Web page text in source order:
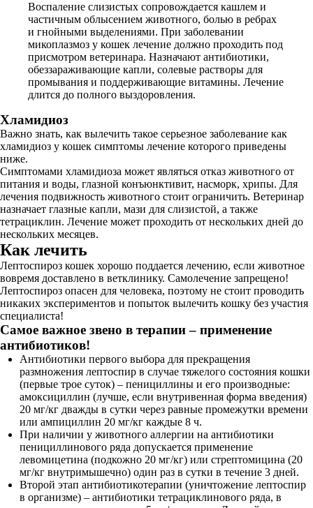
Воспаление слизистых сопровождается кашлем и
частичным облысением животного, болью в ребрах
и гнойными выделениями. При заболевании
микоплазмоз у кошек лечение должно проходить под
присмотром ветеринара. Назначают антибиотики,
обеззараживающие капли, солевые растворы для
промывания и поддерживающие витамины. Лечение
длится до полного выздоровления.
Хламидиоз
Важно знать, как вылечить такое серьезное заболевание как
хламидиоз у кошек симптомы лечение которого приведены
ниже.
Симптомами хламидиоза может являться отказ животного от
питания и воды, глазной конъюнктивит, насморк, хрипы. Для
лечения подвижность животного стоит ограничить. Ветеринар
назначает глазные капли, мази для слизистой, а также
тетрациклин. Лечение может проходить от нескольких дней до
нескольких месяцев.
Как лечить
Лептоспироз кошек хорошо поддается лечению, если животное
вовремя доставлено в ветклинику. Самолечение запрещено!
Лептоспироз опасен для человека, поэтому не стоит проводить
никаких экспериментов и попыток вылечить кошку без участия
специалиста!
Самое важное звено в терапии – применение
антибиотиков!
Антибиотики первого выбора для прекращения
размножения лептоспир в случае тяжелого состояния кошки
(первые трое суток) – пенициллины и его производные:
амоксициллин (лучше, если внутривенная форма введения)
20 мг/кг дважды в сутки через равные промежутки времени
или ампициллин 20 мг/кг каждые 8 ч.
При наличии у животного аллергии на антибиотики
пенициллинового ряда допускается применение
левомицетина (подкожно 20 мг/кг) или стрептомицина (20
мг/кг внутримышечно) один раз в сутки в течение 3 дней.
Второй этап антибиотикотерапии (уничтожение лептоспир
в организме) – антибиотики тетрациклинового ряда, в